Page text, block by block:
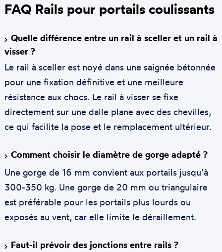
FAQ Rails pour portails coulissants
Quelle différence entre un rail à sceller et un rail à
visser ?
Le rail à sceller est noyé dans une saignée bétonnée
pour une fixation définitive et une meilleure
résistance aux chocs. Le rail à visser se fixe
directement sur une dalle plane avec des chevilles,
ce qui facilite la pose et le remplacement ultérieur.
Comment choisir le diamètre de gorge adapté ?
Une gorge de 16 mm convient aux portails jusqu’à
300-350 kg. Une gorge de 20 mm ou triangulaire
est préférable pour les portails plus lourds ou
exposés au vent, car elle limite le déraillement.
Faut-il prévoir des jonctions entre rails ?